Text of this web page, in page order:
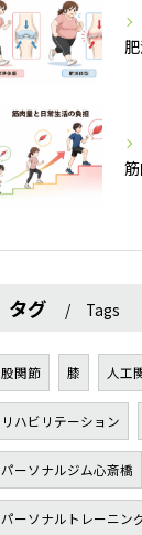
タグ Tags
股関節 膝 人工
リハビリテーション
パーソナルジム心斎橋
パーソナルトレーニン